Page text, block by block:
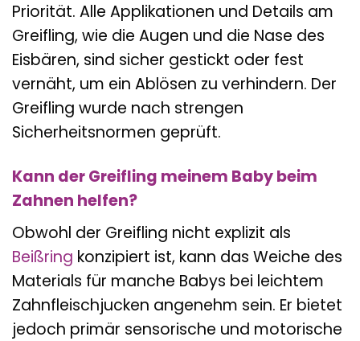
Priorität. Alle Applikationen und Details am
Greifling, wie die Augen und die Nase des
Eisbären, sind sicher gestickt oder fest
vernäht, um ein Ablösen zu verhindern. Der
Greifling wurde nach strengen
Sicherheitsnormen geprüft.
Kann der Greifling meinem Baby beim
Zahnen helfen?
Obwohl der Greifling nicht explizit als
Beißring konzipiert ist, kann das Weiche des
Materials für manche Babys bei leichtem
Zahnfleischjucken angenehm sein. Er bietet
jedoch primär sensorische und motorische